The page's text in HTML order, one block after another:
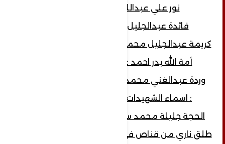
نور علي عبداللطيف الرميمة
فائدة عبدالجليل عبدالله الرميمة
كريمة عبدالجليل محمد احمد سعيد الرميمة
أمة الله بدر احمد عبدالجبار الرميمة
وردة عبدالغني محمد عبدالجليل الرميمة .
: اسماء الشهيدات من بيت الرميمة
طلق ناري من قناص في الرأس من الخلف في